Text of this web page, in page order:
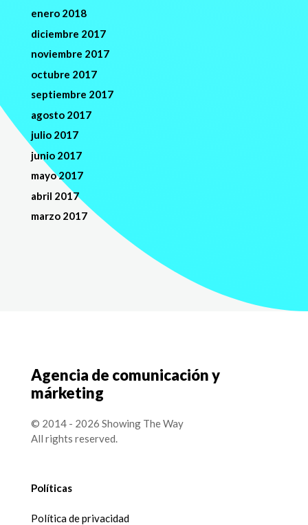
enero 2018
diciembre 2017
noviembre 2017
octubre 2017
septiembre 2017
agosto 2017
julio 2017
junio 2017
mayo 2017
abril 2017
marzo 2017
Agencia de comunicación y
márketing
© 2014 - 2026 Showing The Way
All rights reserved.
Políticas
Política de privacidad